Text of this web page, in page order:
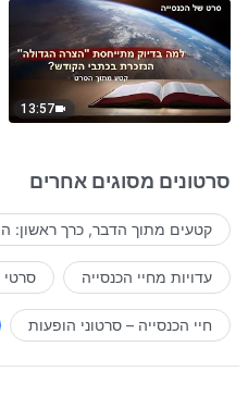
13:57
סרטונים מסוגים אחרים
קטעים מתוך הדבר, כרך ראשון:
עדויות מחיי הכנסייה סרטי
חיי הכנסייה – סרטוני הופעות